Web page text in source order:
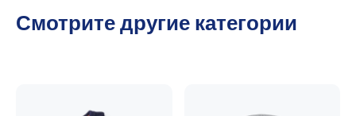
Смотрите другие категории